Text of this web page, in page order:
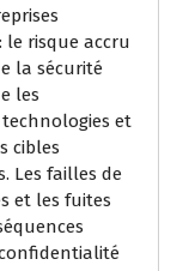
risque accru
la sécurité
les
et
cibles
Les failles de
et les fuites